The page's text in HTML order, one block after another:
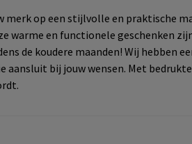
merk op een stijlvolle en praktische
warme en functionele geschenken
de koudere maanden! Wij hebben
aansluit bij jouw wensen. Met